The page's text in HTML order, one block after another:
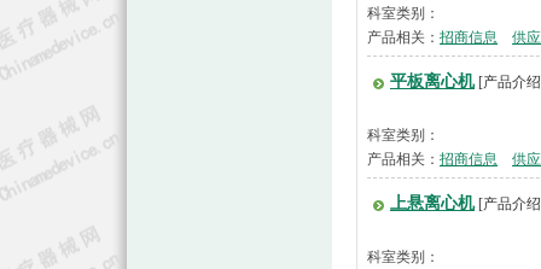
科室类别：
产品相关： 招商信息 供
平板离心机 [产品介
科室类别：
产品相关： 招商信息 供
上悬离心机 [产品介
科室类别：